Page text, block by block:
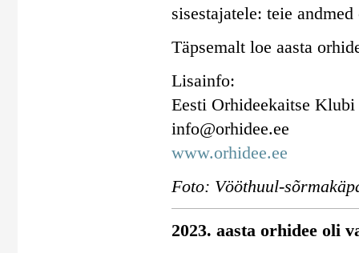
sisestajatele: teie
Täpsemalt loe aasta
Lisainfo:
Eesti Orhideekaitse Klubi
info@orhidee.ee
www.orhidee.ee
Foto: Vööthuul-
2023. aasta orhidee oli